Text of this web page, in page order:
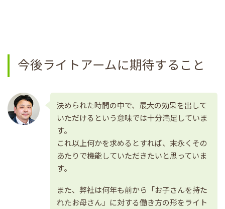
今後ライトアームに期待すること
決められた時間の中で、最大の効果を出して
いただけるという意味では十分満足していま
す。
これ以上何かを求めるとすれば、末永くその
あたりで機能していただきたいと思っていま
す。
また、弊社は何年も前から「お子さんを持た
れたお母さん」に対する働き方の形をライト